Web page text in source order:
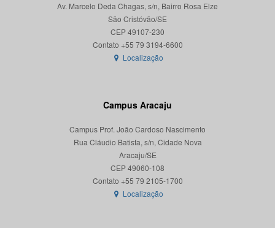
Av. Marcelo Deda Chagas, s/n, Bairro Rosa Elze
São Cristóvão/SE
CEP 49107-230
Localização
Campus Aracaju
Campus Prof. João Cardoso Nascimento
Rua Cláudio Batista, s/n, Cidade Nova
Aracaju/SE
CEP 49060-108
Localização